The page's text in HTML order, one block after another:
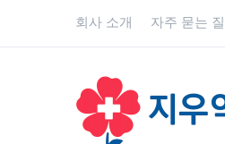
회사 소개 자주 묻는